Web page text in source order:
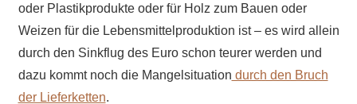
oder Plastikprodukte oder für Holz zum Bauen oder
Weizen für die Lebensmittelproduktion ist – es wird allein
durch den Sinkflug des Euro schon teurer werden und
dazu kommt noch die Mangelsituation durch den Bruch
der Lieferketten.